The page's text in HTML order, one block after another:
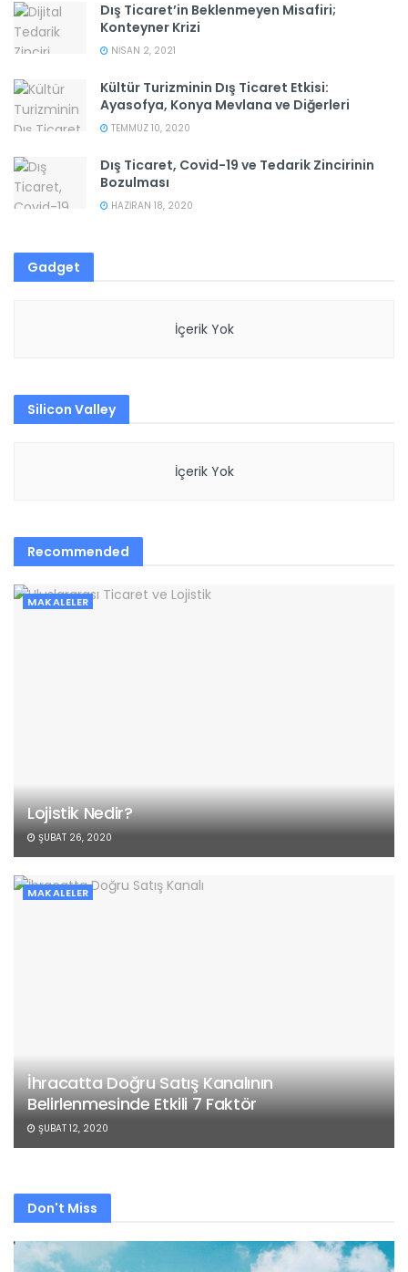
Dış Ticaret’in Beklenmeyen Misafiri;
Konteyner Krizi
NISAN 2, 2021
Kültür Turizminin Dış Ticaret Etkisi:
Ayasofya, Konya Mevlana ve Diğerleri
TEMMUZ 10, 2020
Dış Ticaret, Covid-19 ve Tedarik Zincirinin
Bozulması
HAZIRAN 18, 2020
Gadget
İçerik Yok
Silicon Valley
İçerik Yok
Recommended
MAKALELER
Lojistik Nedir?
ŞUBAT 26, 2020
MAKALELER
İhracatta Doğru Satış Kanalının
Belirlenmesinde Etkili 7 Faktör
ŞUBAT 12, 2020
Don't Miss